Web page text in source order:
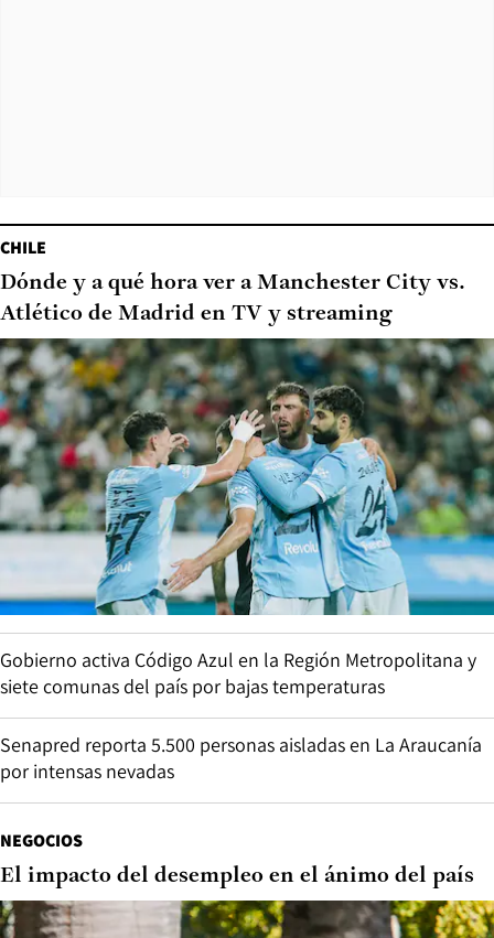
CHILE
Dónde y a qué hora ver a Manchester City vs.
Atlético de Madrid en TV y streaming
Gobierno activa Código Azul en la Región Metropolitana y
siete comunas del país por bajas temperaturas
Senapred reporta 5.500 personas aisladas en La Araucanía
por intensas nevadas
NEGOCIOS
El impacto del desempleo en el ánimo del país